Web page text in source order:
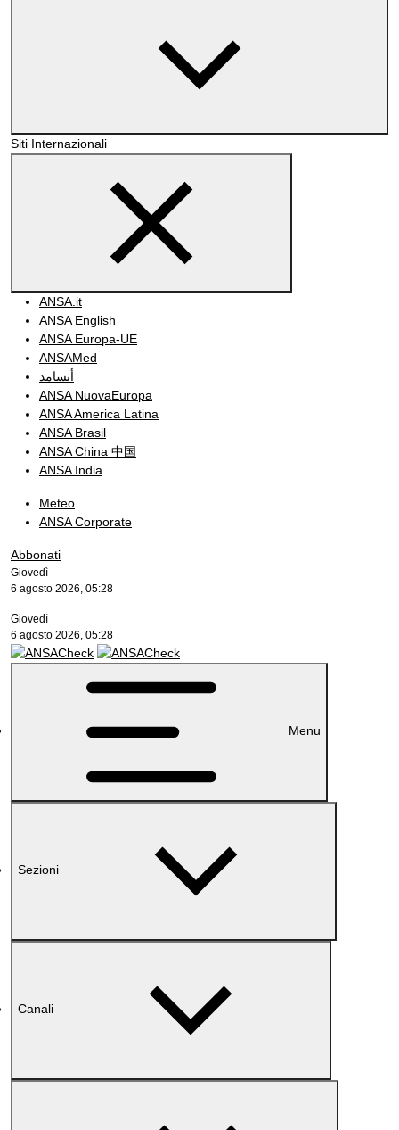
Siti Internazionali
ANSA.it
ANSA English
ANSA Europa-UE
ANSAMed
أنسامد
ANSA NuovaEuropa
ANSA America Latina
ANSA Brasil
ANSA China 中国
ANSA India
Meteo
ANSA Corporate
Abbonati
Giovedì
6 agosto 2026, 05:28
Giovedì
6 agosto 2026, 05:28
Menu
Sezioni
Canali